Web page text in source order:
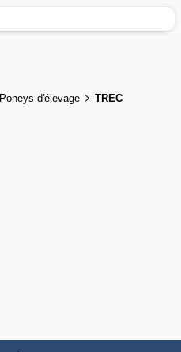
Poneys d'élevage TREC